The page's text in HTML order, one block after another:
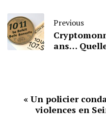
Previous
ans…
« Un policier
violences en